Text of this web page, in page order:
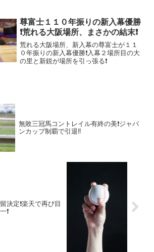
尊富士１１０年振りの新入幕優勝
❗荒れる大阪場所、まさかの結末❗
荒れる大阪場所、新入幕の尊富士が１１
０年振りの新入幕優勝❗入幕２場所目の大
の里と新鋭が場所を引っ張る❗
無敗三冠馬コントレイル有終の美❗ジャパ
ンカップ制覇で引退‼️
決定❗楽天で再び目
❗